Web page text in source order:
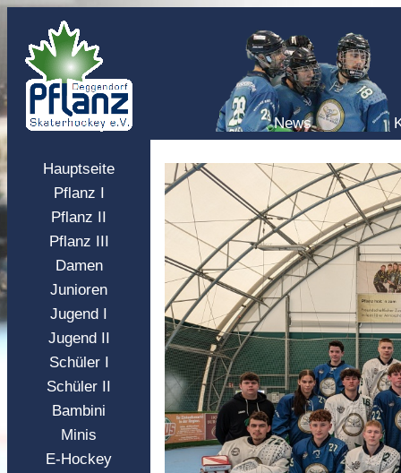
News
Hauptseite
Pflanz I
Pflanz II
Pflanz III
Damen
Junioren
Jugend I
Jugend II
Schüler I
Schüler II
Bambini
Minis
E-Hockey